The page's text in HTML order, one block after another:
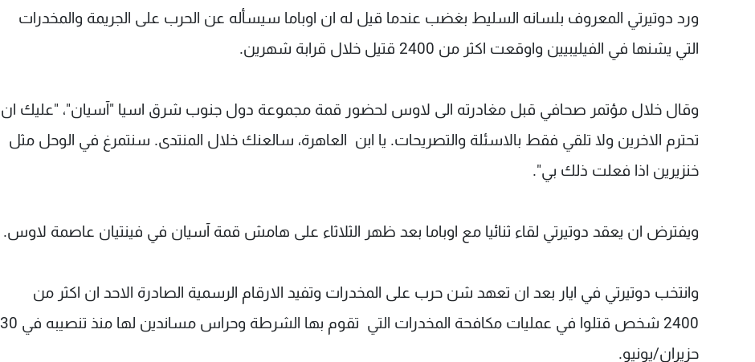
ورد دوتيرتي المعروف بلسانه السليط بغضب عندما قيل له ان اوباما سيسأله عن الحرب على الجريمة والمخدرات
التي يشنها في الفيليبيين واوقعت اكثر من 2400 قتيل خلال قرابة شهرين.
وقال خلال مؤتمر صحافي قبل مغادرته الى لاوس لحضور قمة مجموعة دول جنوب شرق اسيا "آسيان"، "عليك ان
تحترم الاخرين ولا تلقي فقط بالاسئلة والتصريحات. يا ابن العاهرة، سالعنك خلال المنتدى. سنتمرغ في الوحل مثل
خنزيرين اذا فعلت ذلك بي".
ويفترض ان يعقد دوتيرتي لقاء ثنائيا مع اوباما بعد ظهر الثلاثاء على هامش قمة آسيان في فينتيان عاصمة لاوس.
وانتخب دوتيرتي في ايار بعد ان تعهد شن حرب على المخدرات وتفيد الارقام الرسمية الصادرة الاحد ان اكثر من
2400 شخص قتلوا في عمليات مكافحة المخدرات التي تقوم بها الشرطة وحراس مساندين لها منذ تنصيبه في 30
حزيران/يونيو.